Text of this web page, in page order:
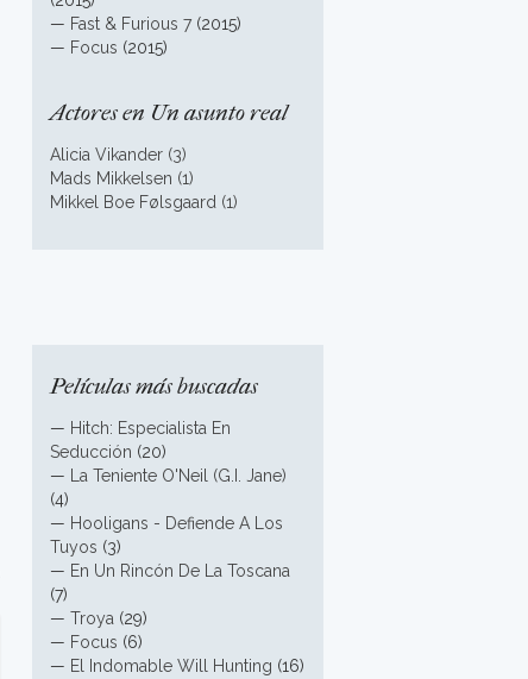
— Fast & Furious 7 (2015)
— Focus (2015)
Actores en Un asunto real
Alicia Vikander (3)
Mads Mikkelsen (1)
Mikkel Boe Følsgaard (1)
Películas más buscadas
— Hitch: Especialista En
Seducción (20)
—
La Teniente O'Neil (G.I. Jane)
(4)
— Hooligans - Defiende A Los
Tuyos (3)
— En Un Rincón De La Toscana
(7)
— Troya (29)
— Focus (6)
— El Indomable Will Hunting (16)